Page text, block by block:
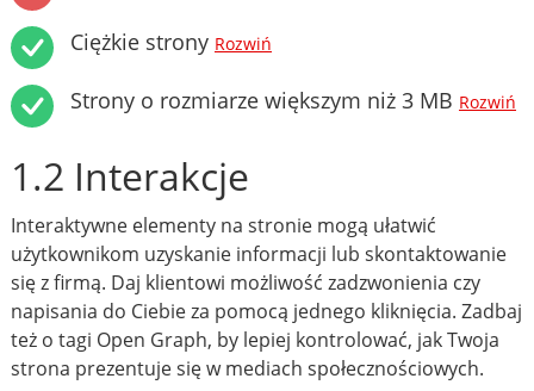
Ciężkie strony Rozwiń
Strony o rozmiarze większym niż 3 MB Rozwiń
1.2 Interakcje
Interaktywne elementy na stronie mogą ułatwić
użytkownikom uzyskanie informacji lub skontaktowanie
się z firmą. Daj klientowi możliwość zadzwonienia czy
napisania do Ciebie za pomocą jednego kliknięcia. Zadbaj
też o tagi Open Graph, by lepiej kontrolować, jak Twoja
strona prezentuje się w mediach społecznościowych.